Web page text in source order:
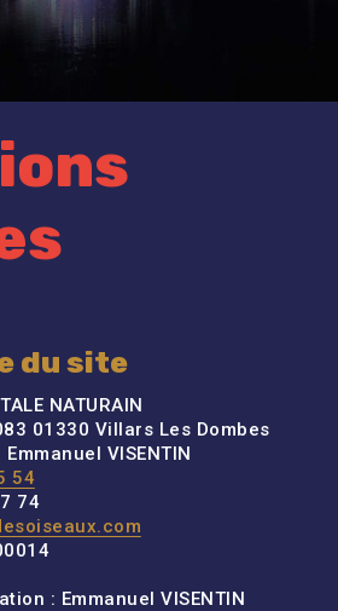
du site
NATURAIN
01330 Villars Les Dombes
VISENTIN
54
74
: Emmanuel VISENTIN